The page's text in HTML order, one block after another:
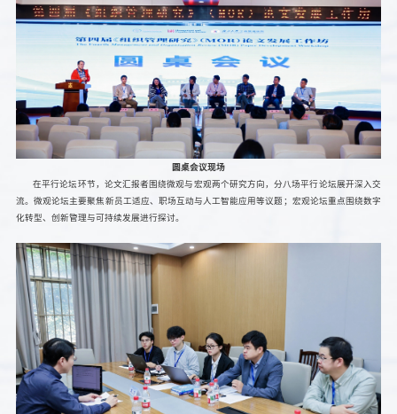
圆桌会议现场
在平行论坛环节，论文汇报者围绕微观与宏观两个研究方向，分八场平行论坛展开深入交
流。微观论坛主要聚焦新员工适应、职场互动与人工智能应用等议题；宏观论坛重点围绕数字
化转型、创新管理与可持续发展进行探讨。